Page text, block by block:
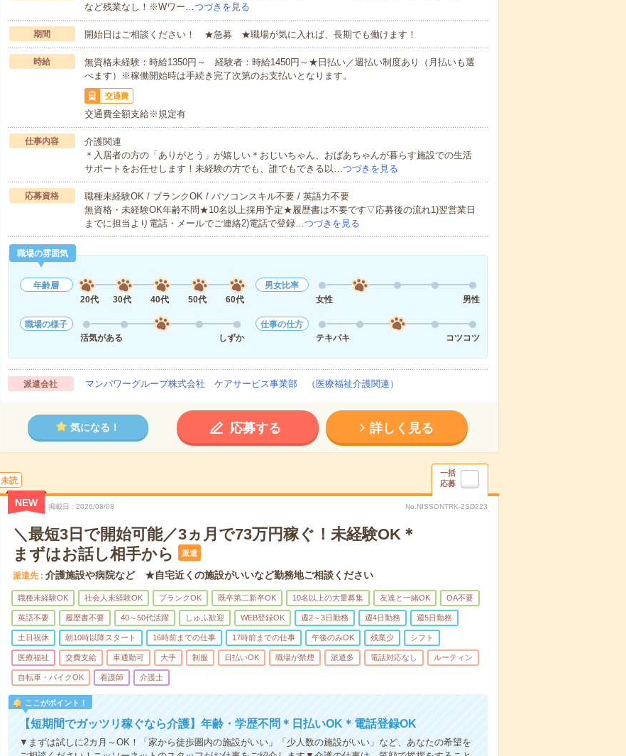
など残業なし！※Wワー…つづきを見る
期間 開始日はご相談ください！ ★急募 ★職場が気に入れば、長期でも働けます！
時給
無資格未経験：時給1350円～ 経験者：時給1450円～★日払い／週払い制度あり（月払いも選
べます）※稼働開始時は手続き完了次第のお支払いとなります。
交通費
交通費全額支給※規定有
仕事内容
介護関連
＊入居者の方の「ありがとう」が嬉しい＊おじいちゃん、おばあちゃんが暮らす施設での生活
サポートをお任せします！未経験の方でも、誰でもできる以…つづきを見る
応募資格
職種未経験OK / ブランクOK / パソコンスキル不要 / 英語力不要
無資格・未経験OK年齢不問★10名以上採用予定★履歴書は不要です▽応募後の流れ1)翌営業日
までに担当より電話・メールでご連絡2)電話で登録…つづきを見る
職場の雰囲気
年齢層
20代
30代 40代 50代 60代
男女比率
女性
男性
職場の様子
活気がある
しずか
仕事の仕方
テキパキ
コツコツ
派遣会社 マンパワーグループ株式会社 ケアサービス事業部 （医療福祉介護関連）
気になる！ 応募する 詳しく見る
未読
一括
応募
NEW 掲載日 2026/08/08 No.NISSONTRK-2SD223
＼最短3日で開始可能／3ヵ月で73万円稼ぐ！未経験OK＊
まずはお話し相手から
派遣
派遣先 介護施設や病院など ★自宅近くの施設がいいなど勤務地ご相談ください
職種未経験OK 社会人未経験OK ブランクOK 既卒第二新卒OK 10名以上の大量募集 友達と一緒OK OA不要
英語不要 履歴書不要 40～50代活躍 しゅふ歓迎 WEB登録OK 週2～3日勤務 週4日勤務 週5日勤務
土日祝休 朝10時以降スタート 16時前までの仕事 17時前までの仕事 午後のみOK 残業少 シフト
医療福祉 交費支給 車通勤可 大手 制服 日払いOK 職場が禁煙 派遣多 電話対応なし ルーティン
自転車・バイクOK 看護師 介護士
ここがポイント！
【短期間でガッツリ稼ぐなら介護】年齢・学歴不問＊日払いOK＊電話登録OK
▼まずは試しに2カ月～OK！「家から徒歩圏内の施設がいい」「少人数の施設がいい」など、あなたの希望を